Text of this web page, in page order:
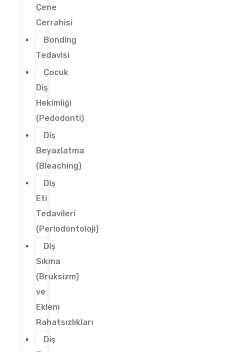
Çene
Cerrahisi
Bonding
Tedavisi
Çocuk
Diş
Hekimliği
(Pedodonti)
Diş
Beyazlatma
(Bleaching)
Diş
Eti
Tedavileri
(Periodontoloji)
Diş
Sıkma
(Bruksizm)
ve
Eklem
Rahatsızlıkları
Diş